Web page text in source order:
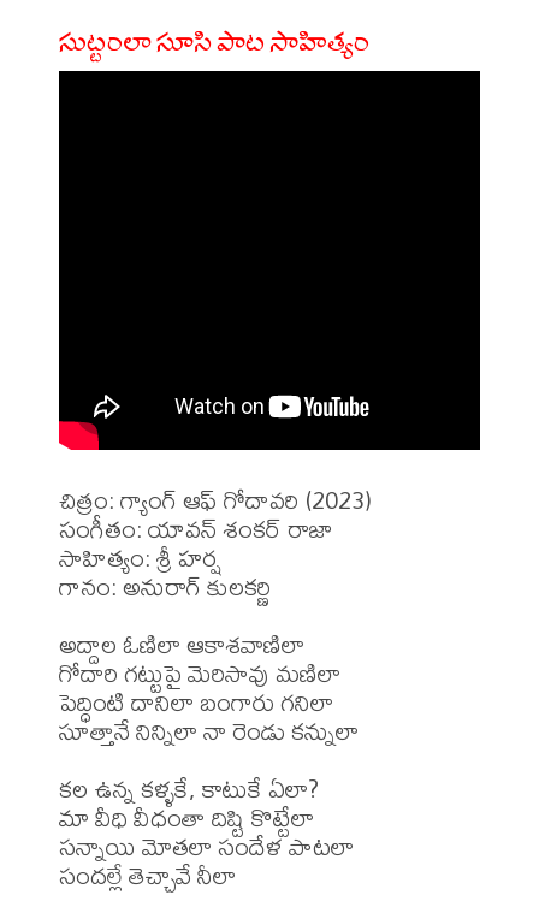
సుట్టంలా సూసి పాట సాహిత్యం
చిత్రం: గ్యాంగ్ ఆఫ్ గోదావరి (2023)
సంగీతం: యావన్ శంకర్ రాజా
సాహిత్యం: శ్రీ హర్ష
గానం: అనురాగ్ కులకర్ణి
అద్దాల ఓణిలా ఆకాశవాణిలా
గోదారి గట్టుపై మెరిసావు మణిలా
పెద్ధింటి దానిలా బంగారు గనిలా
సూత్తానే నిన్నిలా నా రెండు కన్నులా
కల ఉన్న కళ్ళకే, కాటుకే ఏలా?
మా వీధి వీధంతా దిష్టి కొట్టేలా
సన్నాయి మోతలా సందేళ పాటలా
సందల్లే తెచ్చావే నీలా